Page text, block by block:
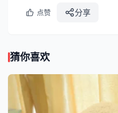
点赞 分享
猜你喜欢